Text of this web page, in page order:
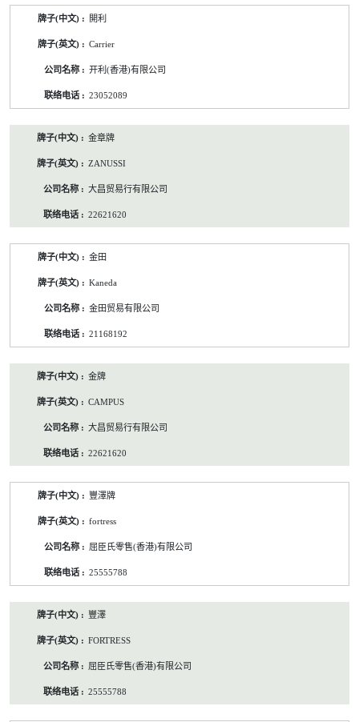
開利
Carrier
开利(香港)有限公司
23052089
金章牌
ZANUSSI
大昌贸易行有限公司
22621620
金田
Kaneda
金田贸易有限公司
21168192
金牌
CAMPUS
大昌贸易行有限公司
22621620
豐澤牌
fortress
屈臣氏零售(香港)有限公司
25555788
豐澤
FORTRESS
屈臣氏零售(香港)有限公司
25555788